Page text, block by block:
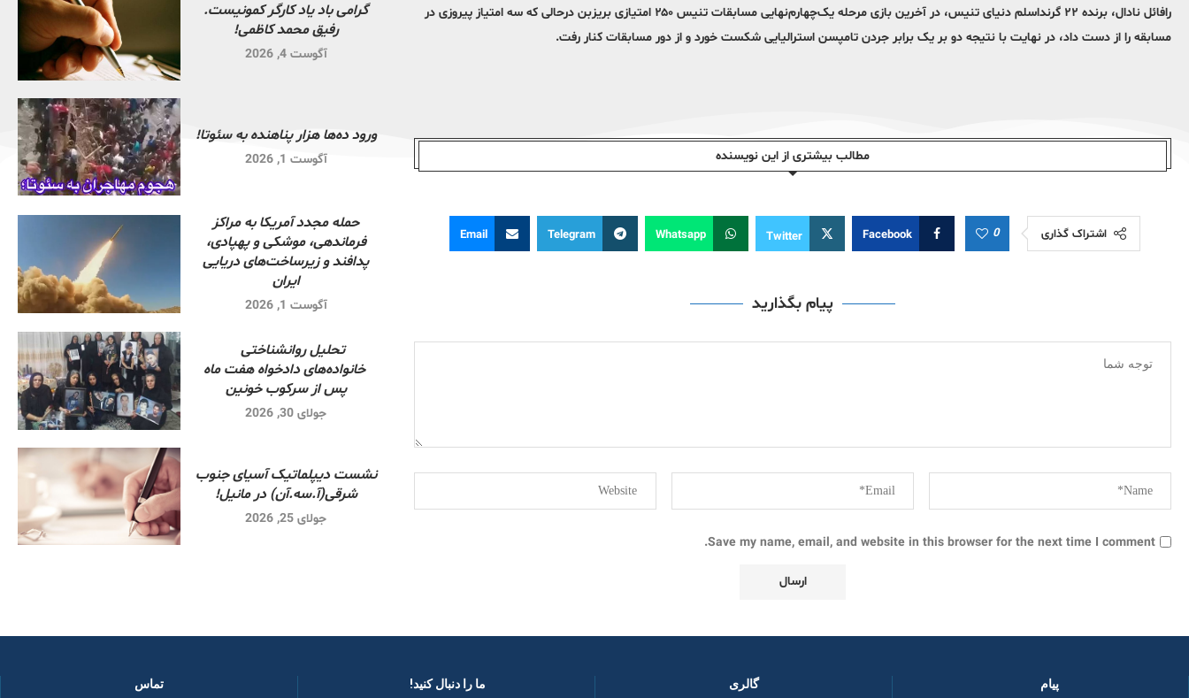
رافائل نادال، برنده ۲۲ گرنداسلم دنیای تنیس، در آخرین بازی مرحله یک‌چهارم‌نهایی مسابقات تنیس ۲۵۰ امتیازی بریزبن درحالی که سه امتیاز پیروزی در
مسابقه را از دست داد، در نهایت با نتیجه دو بر یک برابر جردن تامپسن استرالیایی شکست خورد و از دور مسابقات کنار رفت.
مطالب بیشتری از این نویسندە
اشتراک گذاری 0
Facebook
Twitter
Whatsapp
Telegram
Email
پیام بگذارید
Save my name, email, and website in this browser for the next time I comment.
گرامی باد یاد کارگر کمونیست.
رفیق محمد کاظمی!
آگوست 4, 2026
ورود ده‌ها هزار پناهنده به سئوتا!
آگوست 1, 2026
حمله مجدد آمریکا به مراکز
فرماندهی، موشکی و پهپادی،
پدافند و زیرساخت‌های دریایی
ایران
آگوست 1, 2026
تحلیل روانشناختی
خانواده‌های دادخواه هفت ماه
پس از سرکوب خونین
جولای 30, 2026
نشست دیپلماتیک آسیای جنوب
شرقی‌(آ.سه.آن) در مانیل!
جولای 25, 2026
پیام گالری ما را دنبال کنید! ​ تماس